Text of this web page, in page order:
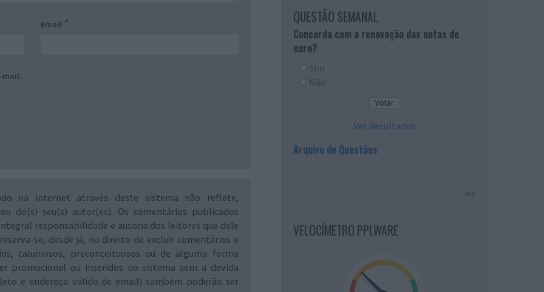
Email *
mail.
na internet através deste sistema não reflete,
do(s) seu(s) autor(es). Os comentários publicados
responsabilidade e autoria dos leitores que dele
se, desde já, no direito de excluir comentários e
caluniosos, preconceituosos ou de alguma forma
promocional ou inseridos no sistema sem a devida
e endereço válido de email) também poderão ser
QUESTÃO SEMANAL
Concorda com a renovação das notas de
euro?
Sim
Não
Ver Resultados
Arquivo de Questões
PUB
VELOCÍMETRO PPLWARE